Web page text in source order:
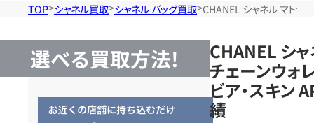
TOP シャネル買取 シャネル バッグ買取 CHANEL シャネル マトラ
選べる買取方法!
CHANEL シャ
チェーンウォ
ビア・スキン
績